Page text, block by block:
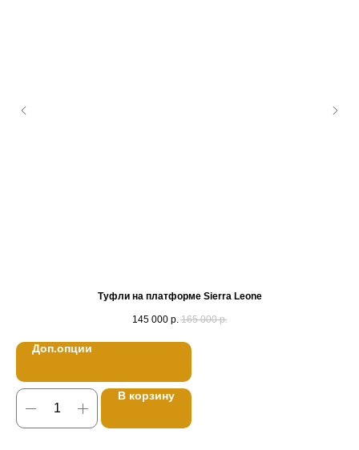
Туфли на платформе Sierra Leone
145 000 р. 165 000 р.
Доп.опции
В корзину